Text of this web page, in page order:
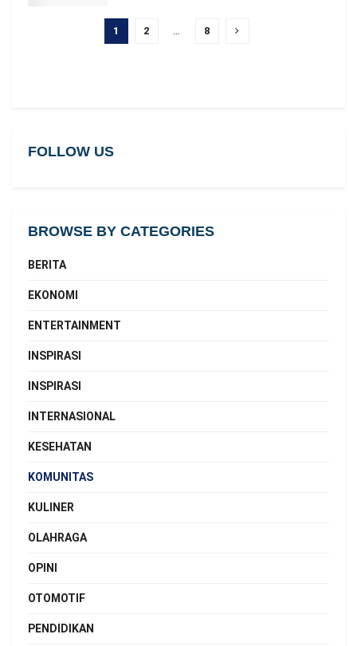
1 2 8
FOLLOW US
BROWSE BY CATEGORIES
BERITA
EKONOMI
ENTERTAINMENT
INSPIRASI
INSPIRASI
INTERNASIONAL
KESEHATAN
KOMUNITAS
KULINER
OLAHRAGA
OPINI
OTOMOTIF
PENDIDIKAN